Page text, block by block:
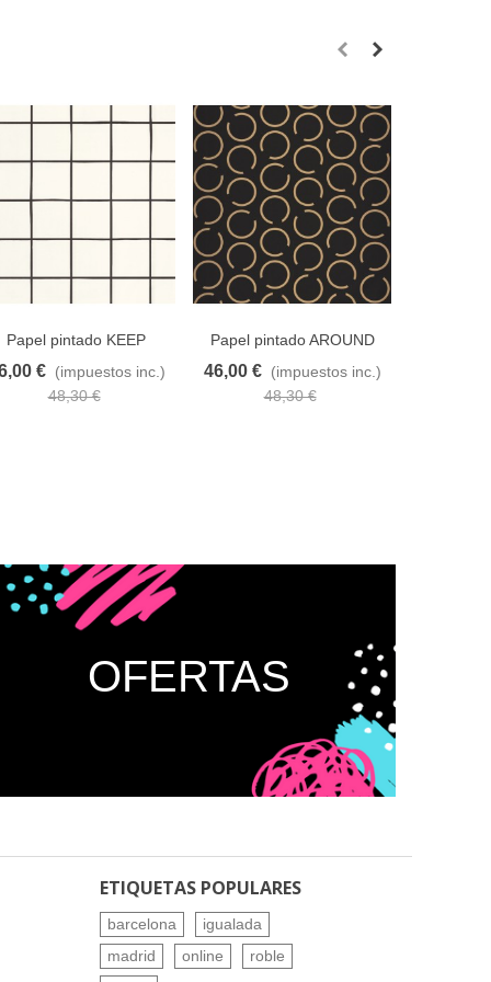
al carrito A lista de deseos
Papel pintado KEEP
CALM 103270000
€ (impuestos inc.)
48,30 €
Añadir al carrito A lista de deseos
Papel pintado AROUND
THE CLOCK 102909028
46,00 € (impuestos inc.)
48,30 €
OFERTAS
ETIQUETAS POPULARES
barcelona
igualada
madrid
online
roble